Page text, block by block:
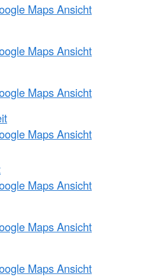
Maps Ansicht
Maps Ansicht
Maps Ansicht
Maps Ansicht
Maps Ansicht
Maps Ansicht
Maps Ansicht